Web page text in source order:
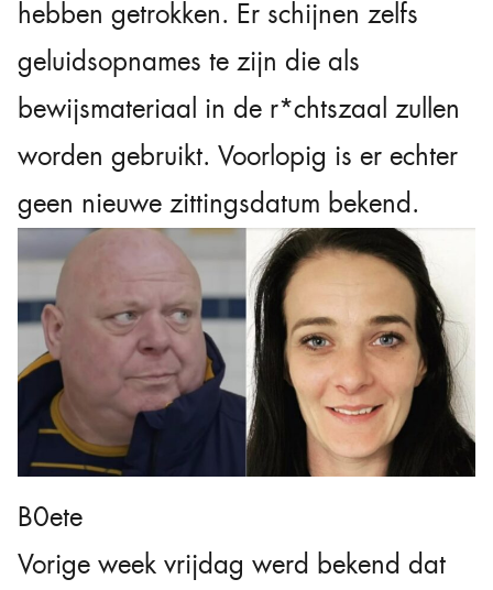
hebben getrokken. Er schijnen zelfs
geluidsopnames te zijn die als
bewijsmateriaal in de r*chtszaal zullen
worden gebruikt. Voorlopig is er echter
geen nieuwe zittingsdatum bekend.
B0ete
Vorige week vrijdag werd bekend dat